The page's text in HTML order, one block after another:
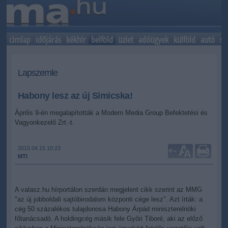
címlap időjárás kékhír belföld üzlet adóügyek külföld autó
Lapszemle
Habony lesz az új Simicska!
Április 9-én megalapították a Modern Media Group Befektetési és
Vagyonkezelő Zrt.-t.
2015.04.15 10:23
MTI
+-
A valasz.hu hírportálon szerdán megjelent cikk szerint az MMG
"az új jobboldali sajtóbirodalom központi cége lesz". Azt írták: a
cég 50 százalékos tulajdonosa Habony Árpád miniszterelnöki
főtanácsadó. A holdingcég másik fele Győri Tiboré, aki az előző